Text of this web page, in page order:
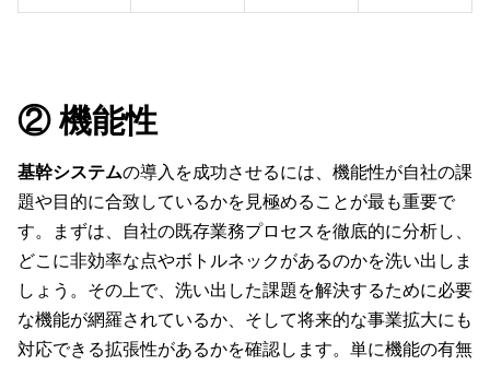
② 機能性
基幹システムの導入を成功させるには、機能性が自社の課
題や目的に合致しているかを見極めることが最も重要で
す。まずは、自社の既存業務プロセスを徹底的に分析し、
どこに非効率な点やボトルネックがあるのかを洗い出しま
しょう。その上で、洗い出した課題を解決するために必要
な機能が網羅されているか、そして将来的な事業拡大にも
対応できる拡張性があるかを確認します。単に機能の有無